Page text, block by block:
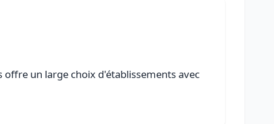
un large choix d'établissements avec